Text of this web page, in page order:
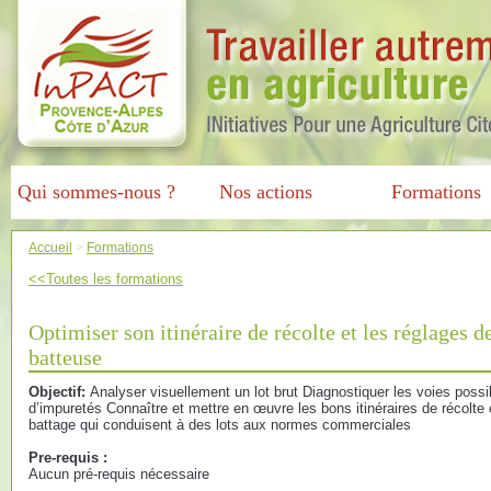
Qui sommes-nous ? Nos actions Formations
Accueil > Formations
<<Toutes les formations
Optimiser son itinéraire de récolte et les réglages
batteuse
Objectif: Analyser visuellement un lot brut Diagnostiquer les voies
d’impuretés Connaître et mettre en œuvre les bons itinéraires de récolte
battage qui conduisent à des lots aux normes commerciales
Pre-requis :
Aucun pré-requis nécessaire